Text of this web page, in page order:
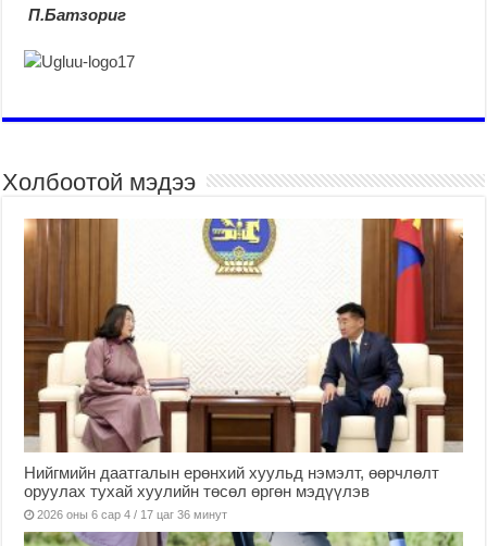
П.Батзориг
Холбоотой мэдээ
Нийгмийн даатгалын ерөнхий хуульд нэмэлт, өөрчлөлт
оруулах тухай хуулийн төсөл өргөн мэдүүлэв
2026 оны 6 сар 4 / 17 цаг 36 минут